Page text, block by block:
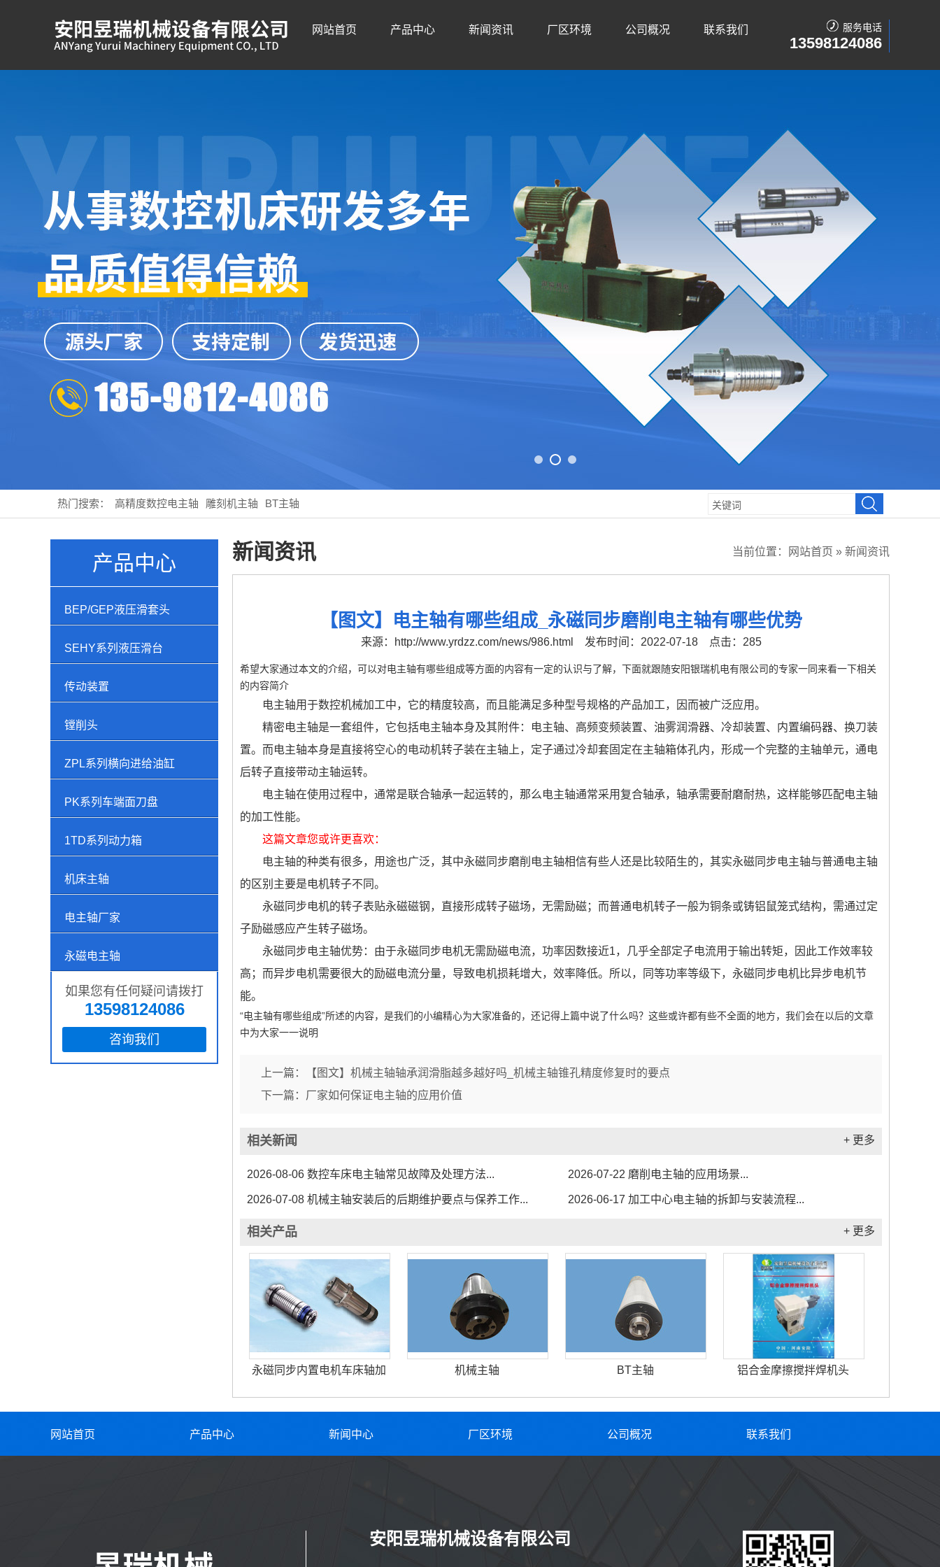
网站首页 产品中心 新闻资讯 厂区环境 公司概况 联系我们 服务电话
13598124086
热门搜索： 高精度数控电主轴 雕刻机主轴 BT主轴
产品中心
BEP/GEP液压滑套头
SEHY系列液压滑台
传动装置
镗削头
ZPL系列横向进给油缸
PK系列车端面刀盘
1TD系列动力箱
机床主轴
电主轴厂家
永磁电主轴
如果您有任何疑问请拨打
13598124086
咨询我们
新闻资讯 当前位置： 网站首页 » 新闻资讯
【图文】电主轴有哪些组成_永磁同步磨削电主轴有哪些优势
来源： http://www.yrdzz.com/news/986.html 发布时间：2022-07-18 点击：285
希望大家通过本文的介绍，可以对电主轴有哪些组成等方面的内容有一定的认识与了解，下面就跟随安阳银瑞机电有限公司的专家一同来看一下相关
的内容简介
电主轴用于数控机械加工中，它的精度较高，而且能满足多种型号规格的产品加工，因而被广泛应用。
精密电主轴是一套组件，它包括电主轴本身及其附件：电主轴、高频变频装置、油雾润滑器、冷却装置、内置编码器、换刀装
置。而电主轴本身是直接将空心的电动机转子装在主轴上，定子通过冷却套固定在主轴箱体孔内，形成一个完整的主轴单元，通电
后转子直接带动主轴运转。
电主轴在使用过程中，通常是联合轴承一起运转的，那么电主轴通常采用复合轴承，轴承需要耐磨耐热，这样能够匹配电主轴
的加工性能。
这篇文章您或许更喜欢：
电主轴的种类有很多，用途也广泛，其中永磁同步磨削电主轴相信有些人还是比较陌生的，其实永磁同步电主轴与普通电主轴
的区别主要是电机转子不同。
永磁同步电机的转子表贴永磁磁钢，直接形成转子磁场，无需励磁；而普通电机转子一般为铜条或铸铝鼠笼式结构，需通过定
子励磁感应产生转子磁场。
永磁同步电主轴优势：由于永磁同步电机无需励磁电流，功率因数接近1，几乎全部定子电流用于输出转矩，因此工作效率较
高；而异步电机需要很大的励磁电流分量，导致电机损耗增大，效率降低。所以，同等功率等级下，永磁同步电机比异步电机节
能。
“电主轴有哪些组成”所述的内容，是我们的小编精心为大家准备的，还记得上篇中说了什么吗？这些或许都有些不全面的地方，我们会在以后的文章
中为大家一一说明
上一篇：
【图文】机械主轴轴承润滑脂越多越好吗_机械主轴锥孔精度修复时的要点
下一篇： 厂家如何保证电主轴的应用价值
相关新闻 + 更多
2026-08-06 数控车床电主轴常见故障及处理方法... 2026-07-22 磨削电主轴的应用场景...
2026-07-08 机械主轴安装后的后期维护要点与保养工作... 2026-06-17 加工中心电主轴的拆卸与安装流程...
相关产品 + 更多
永磁同步内置电机车床轴加 机械主轴 BT主轴 铝合金摩擦搅拌焊机头
网站首页 产品中心 新闻中心 厂区环境 公司概况 联系我们
安阳昱瑞机械设备有限公司